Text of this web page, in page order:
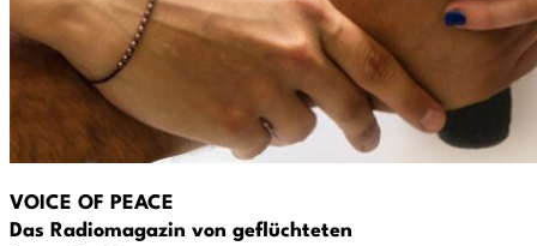
VOICE OF PEACE
Das Radiomagazin von geflüchteten